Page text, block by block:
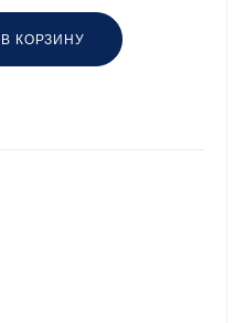
В КОРЗИНУ